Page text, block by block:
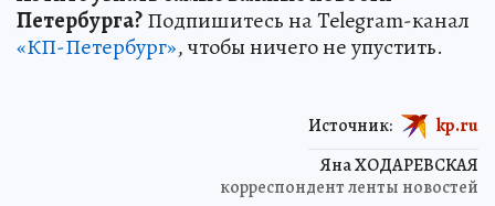
Петербурга?Подпишитесь на Telegram-канал
«КП-Петербург», чтобы ничего не упустить.
Яна ХОДАРЕВСКАЯ
корреспондент ленты новостей
Источник: kp.ru